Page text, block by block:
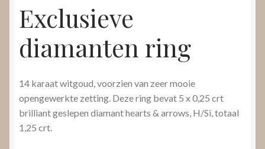
Exclusieve
diamanten ring
14 karaat witgoud, voorzien van zeer mooie
opengewerkte zetting. Deze ring bevat 5 x 0,25 crt
brilliant geslepen diamant hearts & arrows, H/Si, totaal
1,25 crt.